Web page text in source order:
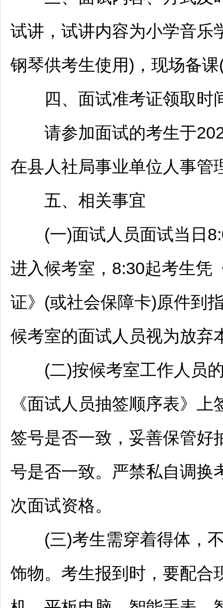
试讲，试讲内容为小学音乐
钢琴供考生使用)，现场备
四、面试准考证领取时
请参加面试的考生于
在县人社局事业单位 人事管
五、相关事宜
(一)面试人员面试当日
进入候考室，8:30起考生凭
证》(或社会保障卡)原件到
候考室的面试人员视为放弃
(二)按候考室工作人员的
《面试人员抽签顺序表》
签号是否一致，妥善保管好
号是否一致。严禁私自调换
次面试资格。
(三)考生需穿着得体，不
饰物。考生报到时，要配合